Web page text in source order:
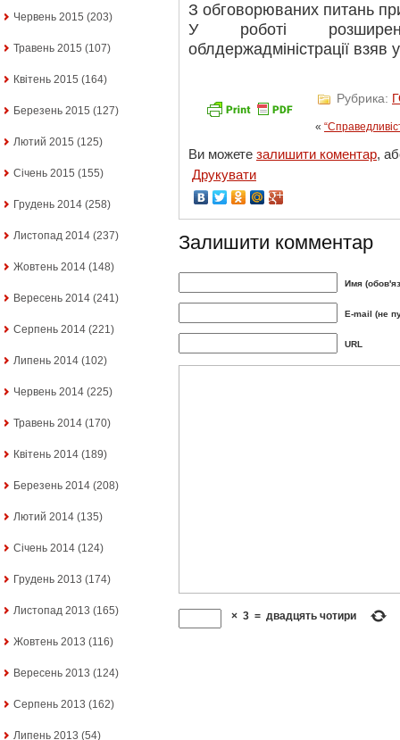
Червень 2015 (203)
Травень 2015 (107)
Квітень 2015 (164)
Березень 2015 (127)
Лютий 2015 (125)
Січень 2015 (155)
Грудень 2014 (258)
Листопад 2014 (237)
Жовтень 2014 (148)
Вересень 2014 (241)
Серпень 2014 (221)
Липень 2014 (102)
Червень 2014 (225)
Травень 2014 (170)
Квітень 2014 (189)
Березень 2014 (208)
Лютий 2014 (135)
Січень 2014 (124)
Грудень 2013 (174)
Листопад 2013 (165)
Жовтень 2013 (116)
Вересень 2013 (124)
Серпень 2013 (162)
Липень 2013 (54)
З обговорюваних питань
У роботі
облдержадміністрації взяв
Рубрика:
«
Ви можете залишити коментар,
Друкувати
Залишити комментар
Имя
E-mail (не
URL
× 3 = двадцять чотири